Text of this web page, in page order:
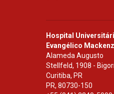
Hospital
Evangélico
Alameda Augusto
Stellfeld, 1908 -
Curitiba, PR
PR, 80730-150